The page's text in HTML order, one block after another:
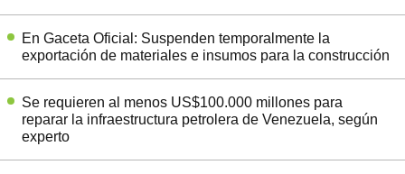
En Gaceta Oficial: Suspenden temporalmente la
exportación de materiales e insumos para la construcción
Se requieren al menos US$100.000 millones para
reparar la infraestructura petrolera de Venezuela, según
experto